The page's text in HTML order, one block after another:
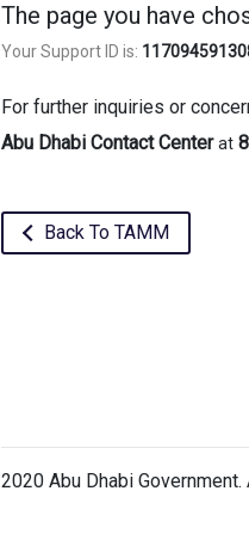
The page you have
Your Support ID is:
For further inquiries or
Abu Dhabi Contact Centerat
Back To TAMM
2020 Abu Dhabi